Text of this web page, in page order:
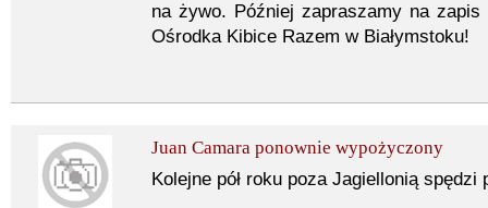
na żywo. Później zapraszamy na
Ośrodka Kibice Razem w Białymstoku!
Juan Camara ponownie wypożyczony
Kolejne pół roku poza Jagiellonią